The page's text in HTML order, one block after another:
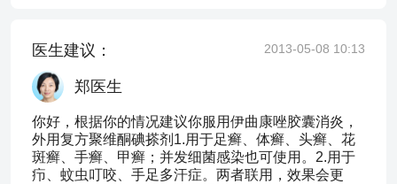
医生建议： 2013-05-08 10:13
郑医生
你好，根据你的情况建议你服用伊曲康唑胶囊消炎，
外用复方聚维酮碘搽剂1.用于足癣、体癣、头癣、花
斑癣、手癣、甲癣；并发细菌感染也可使用。2.用于
疖、蚊虫叮咬、手足多汗症。两者联用，效果会更